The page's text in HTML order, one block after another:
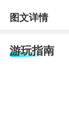
图文详情
游玩指南